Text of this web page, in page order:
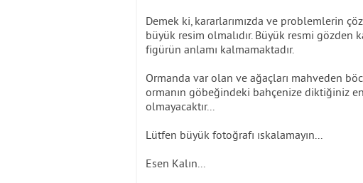
Demek ki, kararlarımızda ve problemlerin
büyük resim olmalıdır. Büyük resmi gözden
figürün anlamı kalmamaktadır.
Ormanda var olan ve ağaçları mahveden
ormanın göbeğindeki bahçenize diktiğiniz
olmayacaktır...
Lütfen büyük fotoğrafı ıskalamayın...
Esen Kalın...